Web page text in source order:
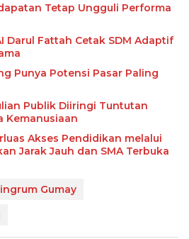
Tetap Ungguli Performa
Darul Fattah Cetak SDM Adaptif
Punya Potensi Pasar Paling
Publik Diiringi Tuntutan
Kemanusiaan
Akses Pendidikan melalui
Jarak Jauh dan SMA Terbuka
Gumay